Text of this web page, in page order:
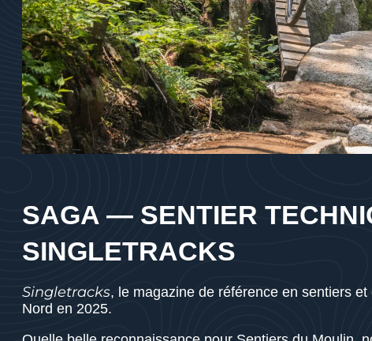
SAGA — SENTIER
SINGLETRACKS
Singletracks, le magazine de référence en sentiers
Nord en 2025.